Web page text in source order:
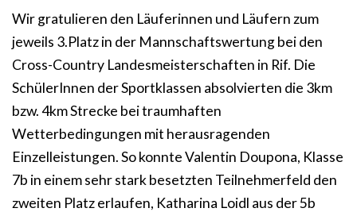
Wir gratulieren den Läuferinnen und Läufern zum
jeweils 3.Platz in der Mannschaftswertung bei den
Cross-Country Landesmeisterschaften in Rif. Die
SchülerInnen der Sportklassen absolvierten die 3km
bzw. 4km Strecke bei traumhaften
Wetterbedingungen mit herausragenden
Einzelleistungen. So konnte Valentin Doupona, Klasse
7b in einem sehr stark besetzten Teilnehmerfeld den
zweiten Platz erlaufen, Katharina Loidl aus der 5b